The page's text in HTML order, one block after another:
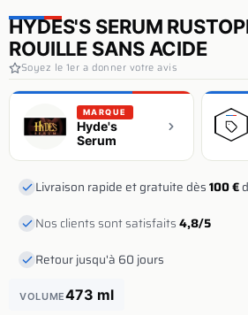
HYDES'S SERUM
ROUILLE SANS ACIDE
Soyez le 1er a donner votre avis
MARQUE
Hyde's
Serum
Livraison rapide et gratuite dès100 €
Nos clients sont satisfaits4,8/5
Retour jusqu'à 60 jours
VOLUME473 ml